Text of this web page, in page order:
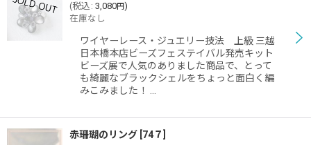
(税込 : 3,080円)
在庫なし
ワイヤーレース・ジュエリー技法 上級 三越
日本橋本店ビーズフェステイバル発売キット
ビーズ展で人気のありました商品で、とって
も綺麗なブラックシェルをちょっと面白く編
みこみました！ …
赤珊瑚のリング 74７